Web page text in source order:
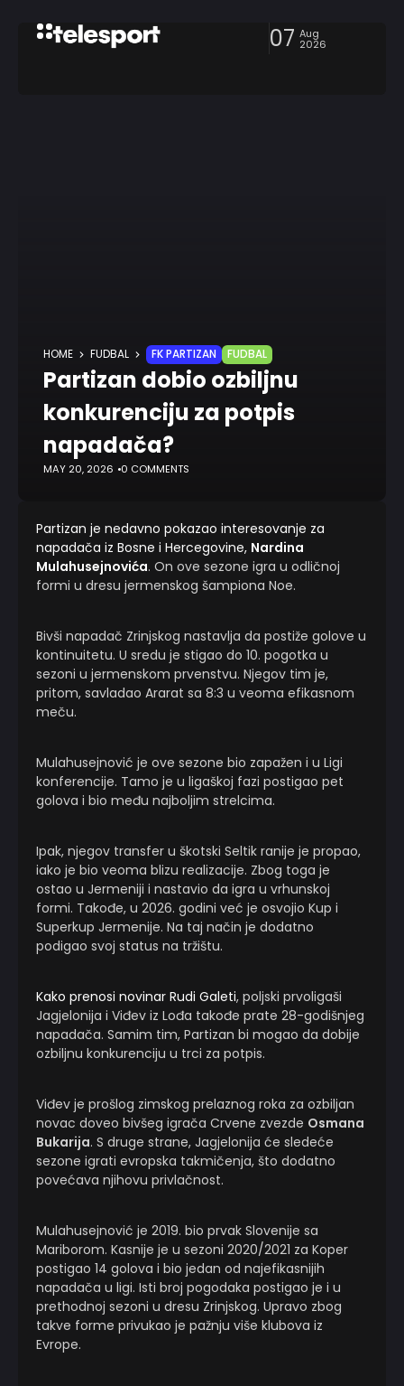
07 Aug
2026
HOME FUDBAL FK PARTIZAN FUDBAL
Partizan dobio ozbiljnu
konkurenciju za potpis
napadača?
MAY 20, 2026 0 COMMENTS
Partizan je nedavno pokazao interesovanje za
napadača iz Bosne i Hercegovine, Nardina
Mulahusejnovića. On ove sezone igra u odličnoj
formi u dresu jermenskog šampiona Noe.
Bivši napadač Zrinjskog nastavlja da postiže golove u
kontinuitetu. U sredu je stigao do 10. pogotka u
sezoni u jermenskom prvenstvu. Njegov tim je,
pritom, savladao Ararat sa 8:3 u veoma efikasnom
meču.
Mulahusejnović je ove sezone bio zapažen i u Ligi
konferencije. Tamo je u ligaškoj fazi postigao pet
golova i bio među najboljim strelcima.
Ipak, njegov transfer u škotski Seltik ranije je propao,
iako je bio veoma blizu realizacije. Zbog toga je
ostao u Jermeniji i nastavio da igra u vrhunskoj
formi. Takođe, u 2026. godini već je osvojio Kup i
Superkup Jermenije. Na taj način je dodatno
podigao svoj status na tržištu.
Kako prenosi novinar Rudi Galeti, poljski prvoligaši
Jagjelonija i Viđev iz Lođa takođe prate 28-godišnjeg
napadača. Samim tim, Partizan bi mogao da dobije
ozbiljnu konkurenciju u trci za potpis.
Viđev je prošlog zimskog prelaznog roka za ozbiljan
novac doveo bivšeg igrača Crvene zvezde Osmana
Bukarija. S druge strane, Jagjelonija će sledeće
sezone igrati evropska takmičenja, što dodatno
povećava njihovu privlačnost.
Mulahusejnović je 2019. bio prvak Slovenije sa
Mariborom. Kasnije je u sezoni 2020/2021 za Koper
postigao 14 golova i bio jedan od najefikasnijih
napadača u ligi. Isti broj pogodaka postigao je i u
prethodnoj sezoni u dresu Zrinjskog. Upravo zbog
takve forme privukao je pažnju više klubova iz
Evrope.